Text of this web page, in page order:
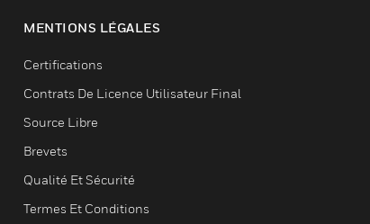
MENTIONS LÉGALES
Certifications
Contrats De Licence Utilisateur Final
Source Libre
Brevets
Qualité Et Sécurité
Termes Et Conditions